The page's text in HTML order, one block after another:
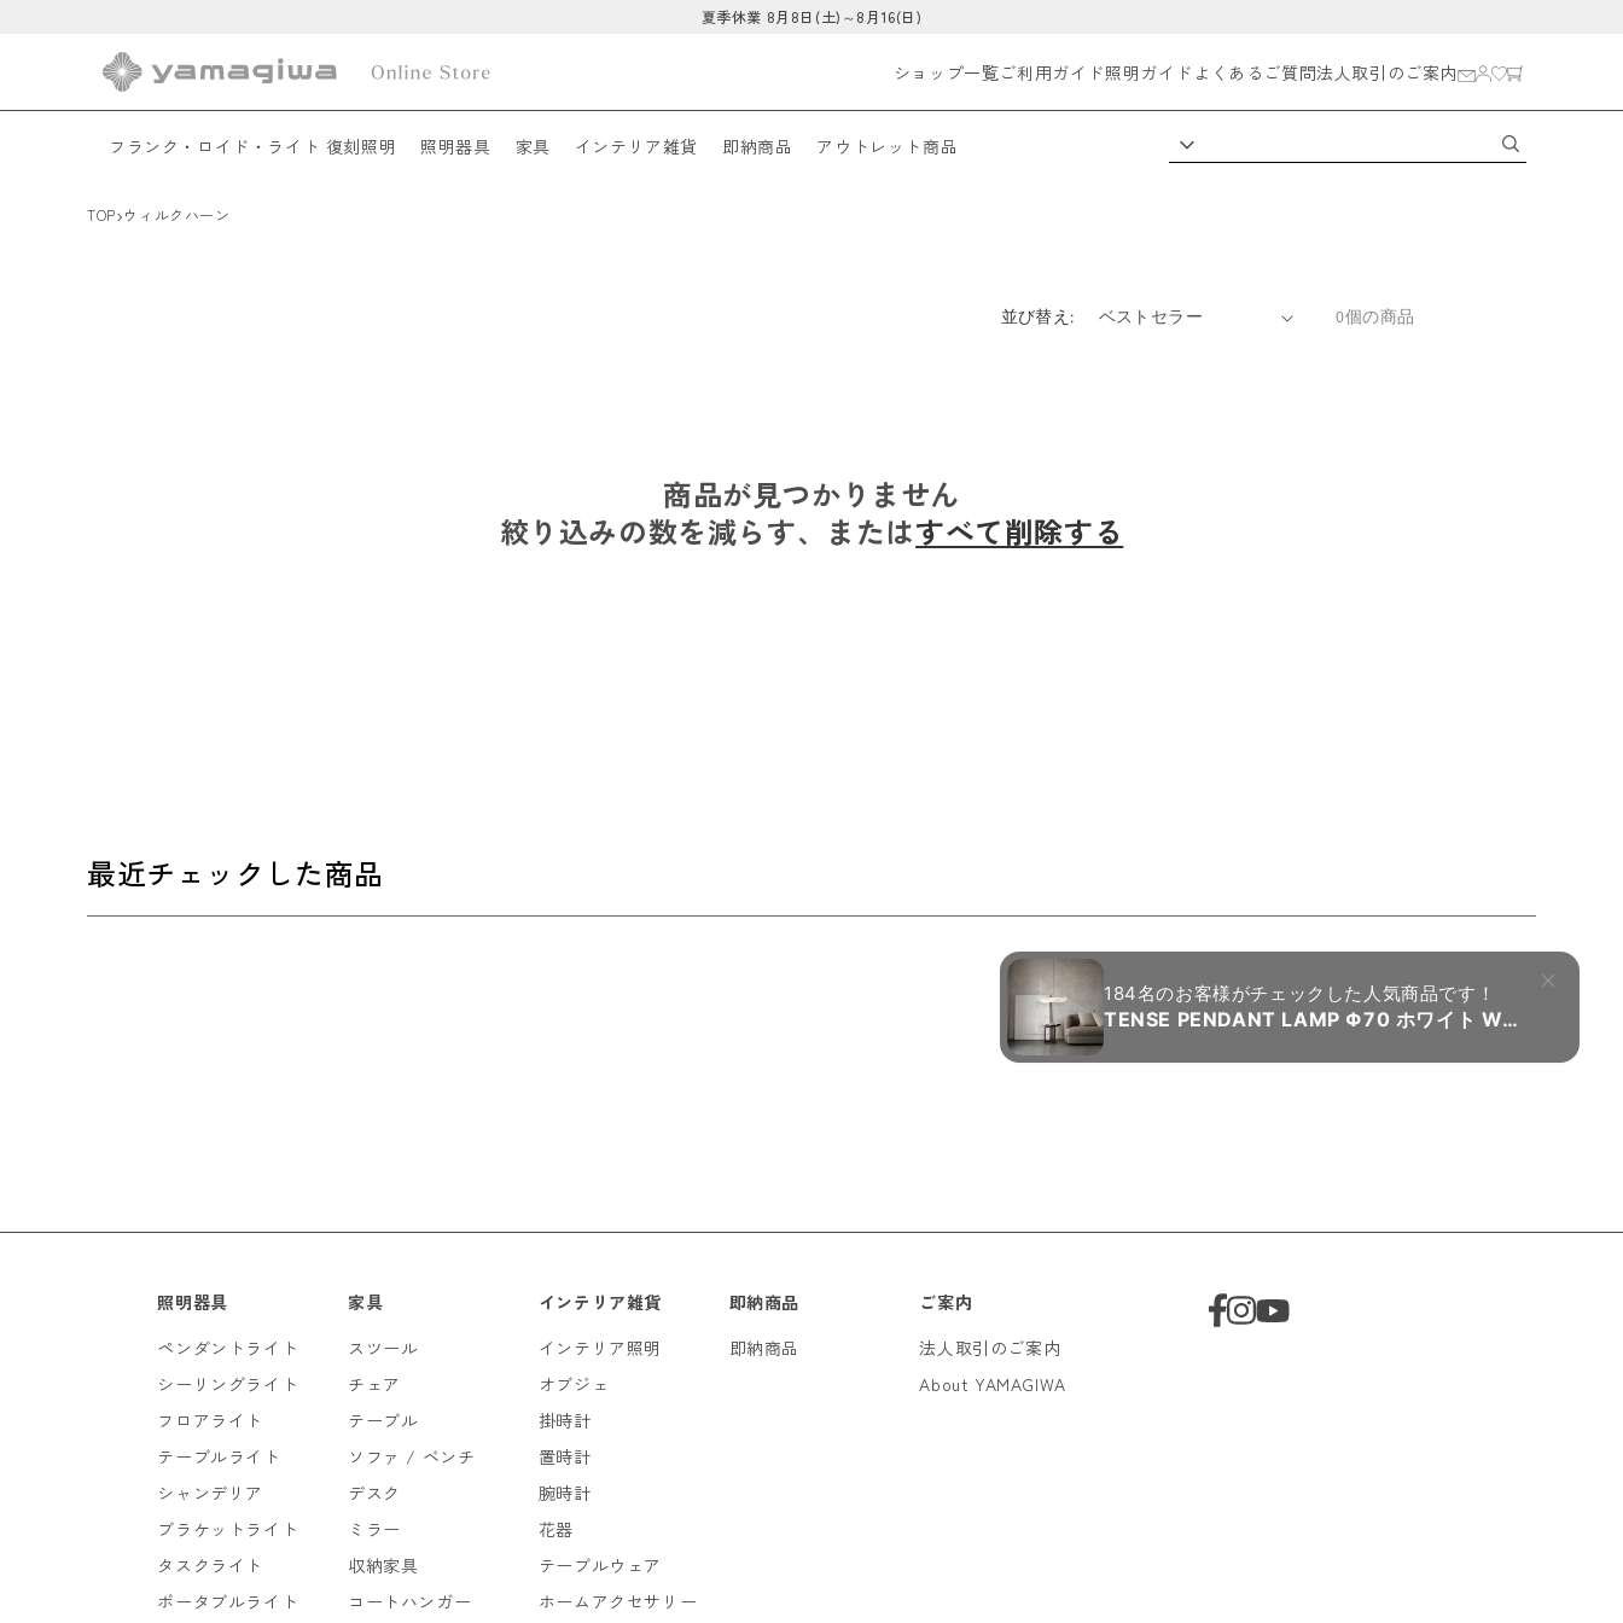
夏季休業 8月8日(土)～8月16(日)
ショップ一覧ご利用ガイド照明ガイド よくあるご質問法人取引のご案内
フランク・ロイド・ライト 復刻照明 照明器具 家具 インテリア雑貨 即納商品 アウトレット商品
TOP›ウィルクハーン
並び替え: 0個の商品
商品が見つかりません
絞り込みの数を減らす、またはすべて削除する
最近チェックした商品
照明器具
ペンダントライト
シーリングライト
フロアライト
テーブルライト
シャンデリア
ブラケットライト
タスクライト
ポータブルライト
家具
スツール
チェア
テーブル
ソファ / ベンチ
デスク
ミラー
収納家具
コートハンガー
インテリア雑貨
インテリア照明
オブジェ
掛時計
置時計
腕時計
花器
テーブルウェア
ホームアクセサリー
即納商品
即納商品
ご案内
法人取引のご案内
About YAMAGIWA